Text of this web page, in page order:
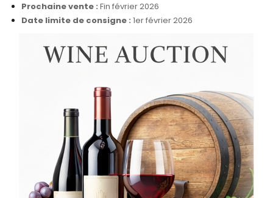
Prochaine vente : Fin février 2026
Date limite de consigne : 1er février 2026